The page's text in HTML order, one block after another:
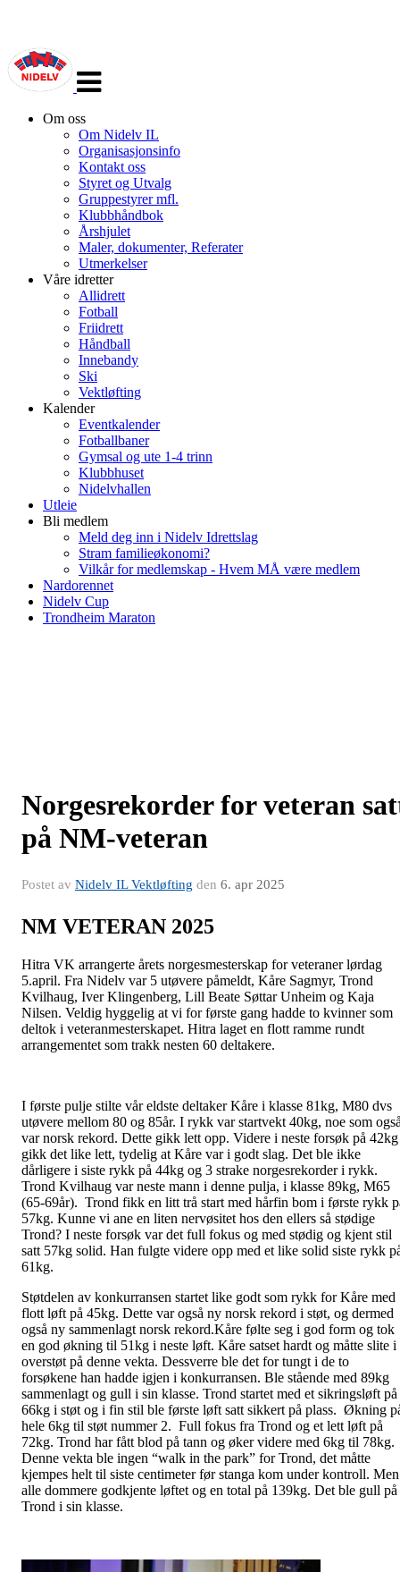
navigasjon
Om oss
Om Nidelv IL
Organisasjonsinfo
Kontakt oss
Styret og Utvalg
Gruppestyrer mfl.
Klubbhåndbok
Årshjulet
Maler, dokumenter, Referater
Utmerkelser
Våre idretter
Allidrett
Fotball
Friidrett
Håndball
Innebandy
Ski
Vektløfting
Kalender
Eventkalender
Fotballbaner
Gymsal og ute 1-4 trinn
Klubbhuset
Nidelvhallen
Utleie
Bli medlem
Meld deg inn i Nidelv Idrettslag
Stram familieøkonomi?
Vilkår for medlemskap - Hvem MÅ være medlem
Nardorennet
Nidelv Cup
Trondheim Maraton
Norgesrekorder for veteran
på NM-veteran
Postet av Nidelv IL Vektløfting den 6. apr 2025
NM VETERAN 2025
Hitra VK arrangerte årets norgesmesterskap for veteraner lørdag
5.april. Fra Nidelv var 5 utøvere påmeldt, Kåre Sagmyr, Trond
Kvilhaug, Iver Klingenberg, Lill Beate Søttar Unheim og Kaja
Nilsen. Veldig hyggelig at vi for første gang hadde to kvinner som
deltok i veteranmesterskapet. Hitra laget en flott ramme rundt
arrangementet som trakk nesten 60 deltakere.
I første pulje stilte vår eldste deltaker Kåre i klasse 81kg, M80 dvs
utøvere mellom 80 og 85år. I rykk var startvekt 40kg, noe som
var norsk rekord. Dette gikk lett opp. Videre i neste forsøk på 42kg
gikk det like lett, tydelig at Kåre var i godt slag. Det ble ikke
dårligere i siste rykk på 44kg og 3 strake norgesrekorder i rykk.
Trond Kvilhaug var neste mann i denne pulja, i klasse 89kg, M65
(65-69år). Trond fikk en litt trå start med hårfin bom i første rykk
57kg. Kunne vi ane en liten nervøsitet hos den ellers så stødige
Trond? I neste forsøk var det full fokus og med stødig og kjent stil
satt 57kg solid. Han fulgte videre opp med et like solid siste rykk
61kg.
Støtdelen av konkurransen startet like godt som rykk for Kåre med
flott løft på 45kg. Dette var også ny norsk rekord i støt, og dermed
også ny sammenlagt norsk rekord.Kåre følte seg i god form og tok
en god økning til 51kg i neste løft. Kåre satset hardt og måtte slite i
overstøt på denne vekta. Dessverre ble det for tungt i de to
forsøkene han hadde igjen i konkurransen. Ble stående med 89kg
sammenlagt og gull i sin klasse. Trond startet med et sikringsløft på
66kg i støt og i fin stil ble første løft satt sikkert på plass. Økning
hele 6kg til støt nummer 2. Full fokus fra Trond og et lett løft på
72kg. Trond har fått blod på tann og øker videre med 6kg til 78kg.
Denne vekta ble ingen “walk in the park” for Trond, det måtte
kjempes helt til siste centimeter før stanga kom under kontroll. Men
alle dommere godkjente løftet og en total på 139kg. Det ble gull på
Trond i sin klasse.